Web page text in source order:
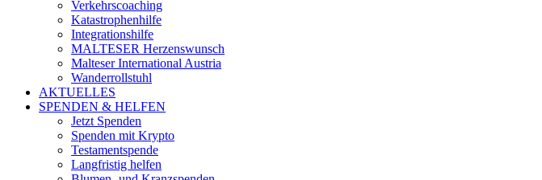
Verkehrscoaching
Katastrophenhilfe
Integrationshilfe
MALTESER Herzenswunsch
Malteser International Austria
Wanderrollstuhl
AKTUELLES
SPENDEN & HELFEN
Jetzt Spenden
Spenden mit Krypto
Testamentspende
Langfristig helfen